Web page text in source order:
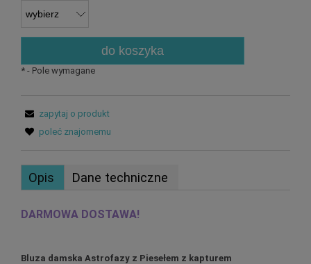
do koszyka
*- Pole wymagane
zapytaj o produkt
poleć znajomemu
Opis Dane techniczne
DARMOWA DOSTAWA!
Bluza damska Astrofazy z Piesełem z kapturem